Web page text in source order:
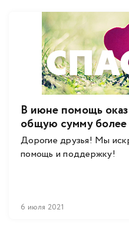
В июне помощь
общую сумму
Дорогие друзья! Мы
помощь и поддержку!
6 июля 2021